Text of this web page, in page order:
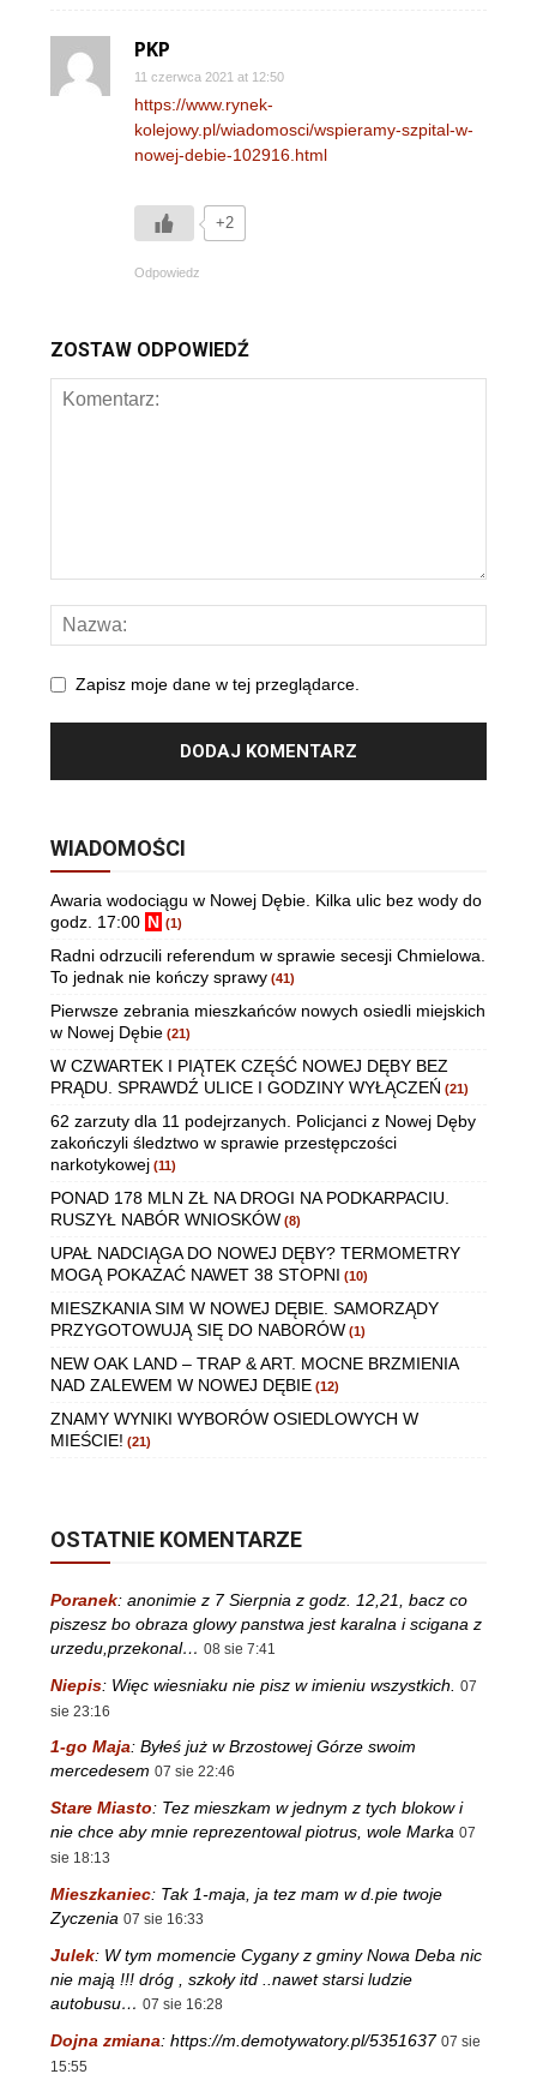
PKP
11 czerwca 2021 at 12:50
https://www.rynek-
kolejowy.pl/wiadomosci/wspieramy-szpital-w-
nowej-debie-102916.html
+2
Odpowiedz
ZOSTAW ODPOWIEDŹ
Zapisz moje dane w tej przeglądarce.
WIADOMOŚCI
Awaria wodociągu w Nowej Dębie. Kilka ulic bez wody do
godz. 17:00 N (1)
Radni odrzucili referendum w sprawie secesji Chmielowa.
To jednak nie kończy sprawy (41)
Pierwsze zebrania mieszkańców nowych osiedli miejskich
w Nowej Dębie (21)
W CZWARTEK I PIĄTEK CZĘŚĆ NOWEJ DĘBY BEZ
PRĄDU. SPRAWDŹ ULICE I GODZINY WYŁĄCZEŃ (21)
62 zarzuty dla 11 podejrzanych. Policjanci z Nowej Dęby
zakończyli śledztwo w sprawie przestępczości
narkotykowej (11)
PONAD 178 MLN ZŁ NA DROGI NA PODKARPACIU.
RUSZYŁ NABÓR WNIOSKÓW (8)
UPAŁ NADCIĄGA DO NOWEJ DĘBY? TERMOMETRY
MOGĄ POKAZAĆ NAWET 38 STOPNI (10)
MIESZKANIA SIM W NOWEJ DĘBIE. SAMORZĄDY
PRZYGOTOWUJĄ SIĘ DO NABORÓW (1)
NEW OAK LAND – TRAP & ART. MOCNE BRZMIENIA
NAD ZALEWEM W NOWEJ DĘBIE (12)
ZNAMY WYNIKI WYBORÓW OSIEDLOWYCH W
MIEŚCIE! (21)
OSTATNIE KOMENTARZE
Poranek: anonimie z 7 Sierpnia z godz. 12,21, bacz co
piszesz bo obraza glowy panstwa jest karalna i scigana z
urzedu,przekonal… 08 sie 7:41
Niepis: Więc wiesniaku nie pisz w imieniu wszystkich.
07
sie 23:16
1-go Maja: Byłeś już w Brzostowej Górze swoim
mercedesem 07 sie 22:46
Stare Miasto: Tez mieszkam w jednym z tych blokow i
nie chce aby mnie reprezentowal piotrus, wole Marka 07
sie 18:13
Mieszkaniec: Tak 1-maja, ja tez mam w d.pie twoje
Zyczenia 07 sie 16:33
Julek: W tym momencie Cygany z gminy Nowa Deba nic
nie mają !!! dróg , szkoły itd ..nawet starsi ludzie
autobusu… 07 sie 16:28
Dojna zmiana: https://m.demotywatory.pl/5351637 07 sie
15:55